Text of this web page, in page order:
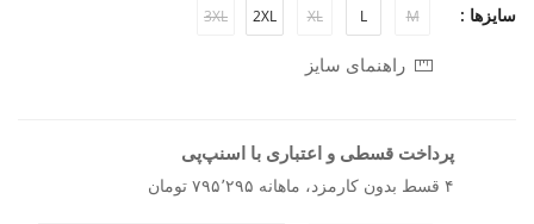
سایزها : M
L
XL
2XL
3XL
راهنمای سایز
پرداخت قسطی و اعتباری با اسنپ‌پی
۴ قسط بدون کارمزد، ماهانه ۷۹۵٬۲۹۵ تومان